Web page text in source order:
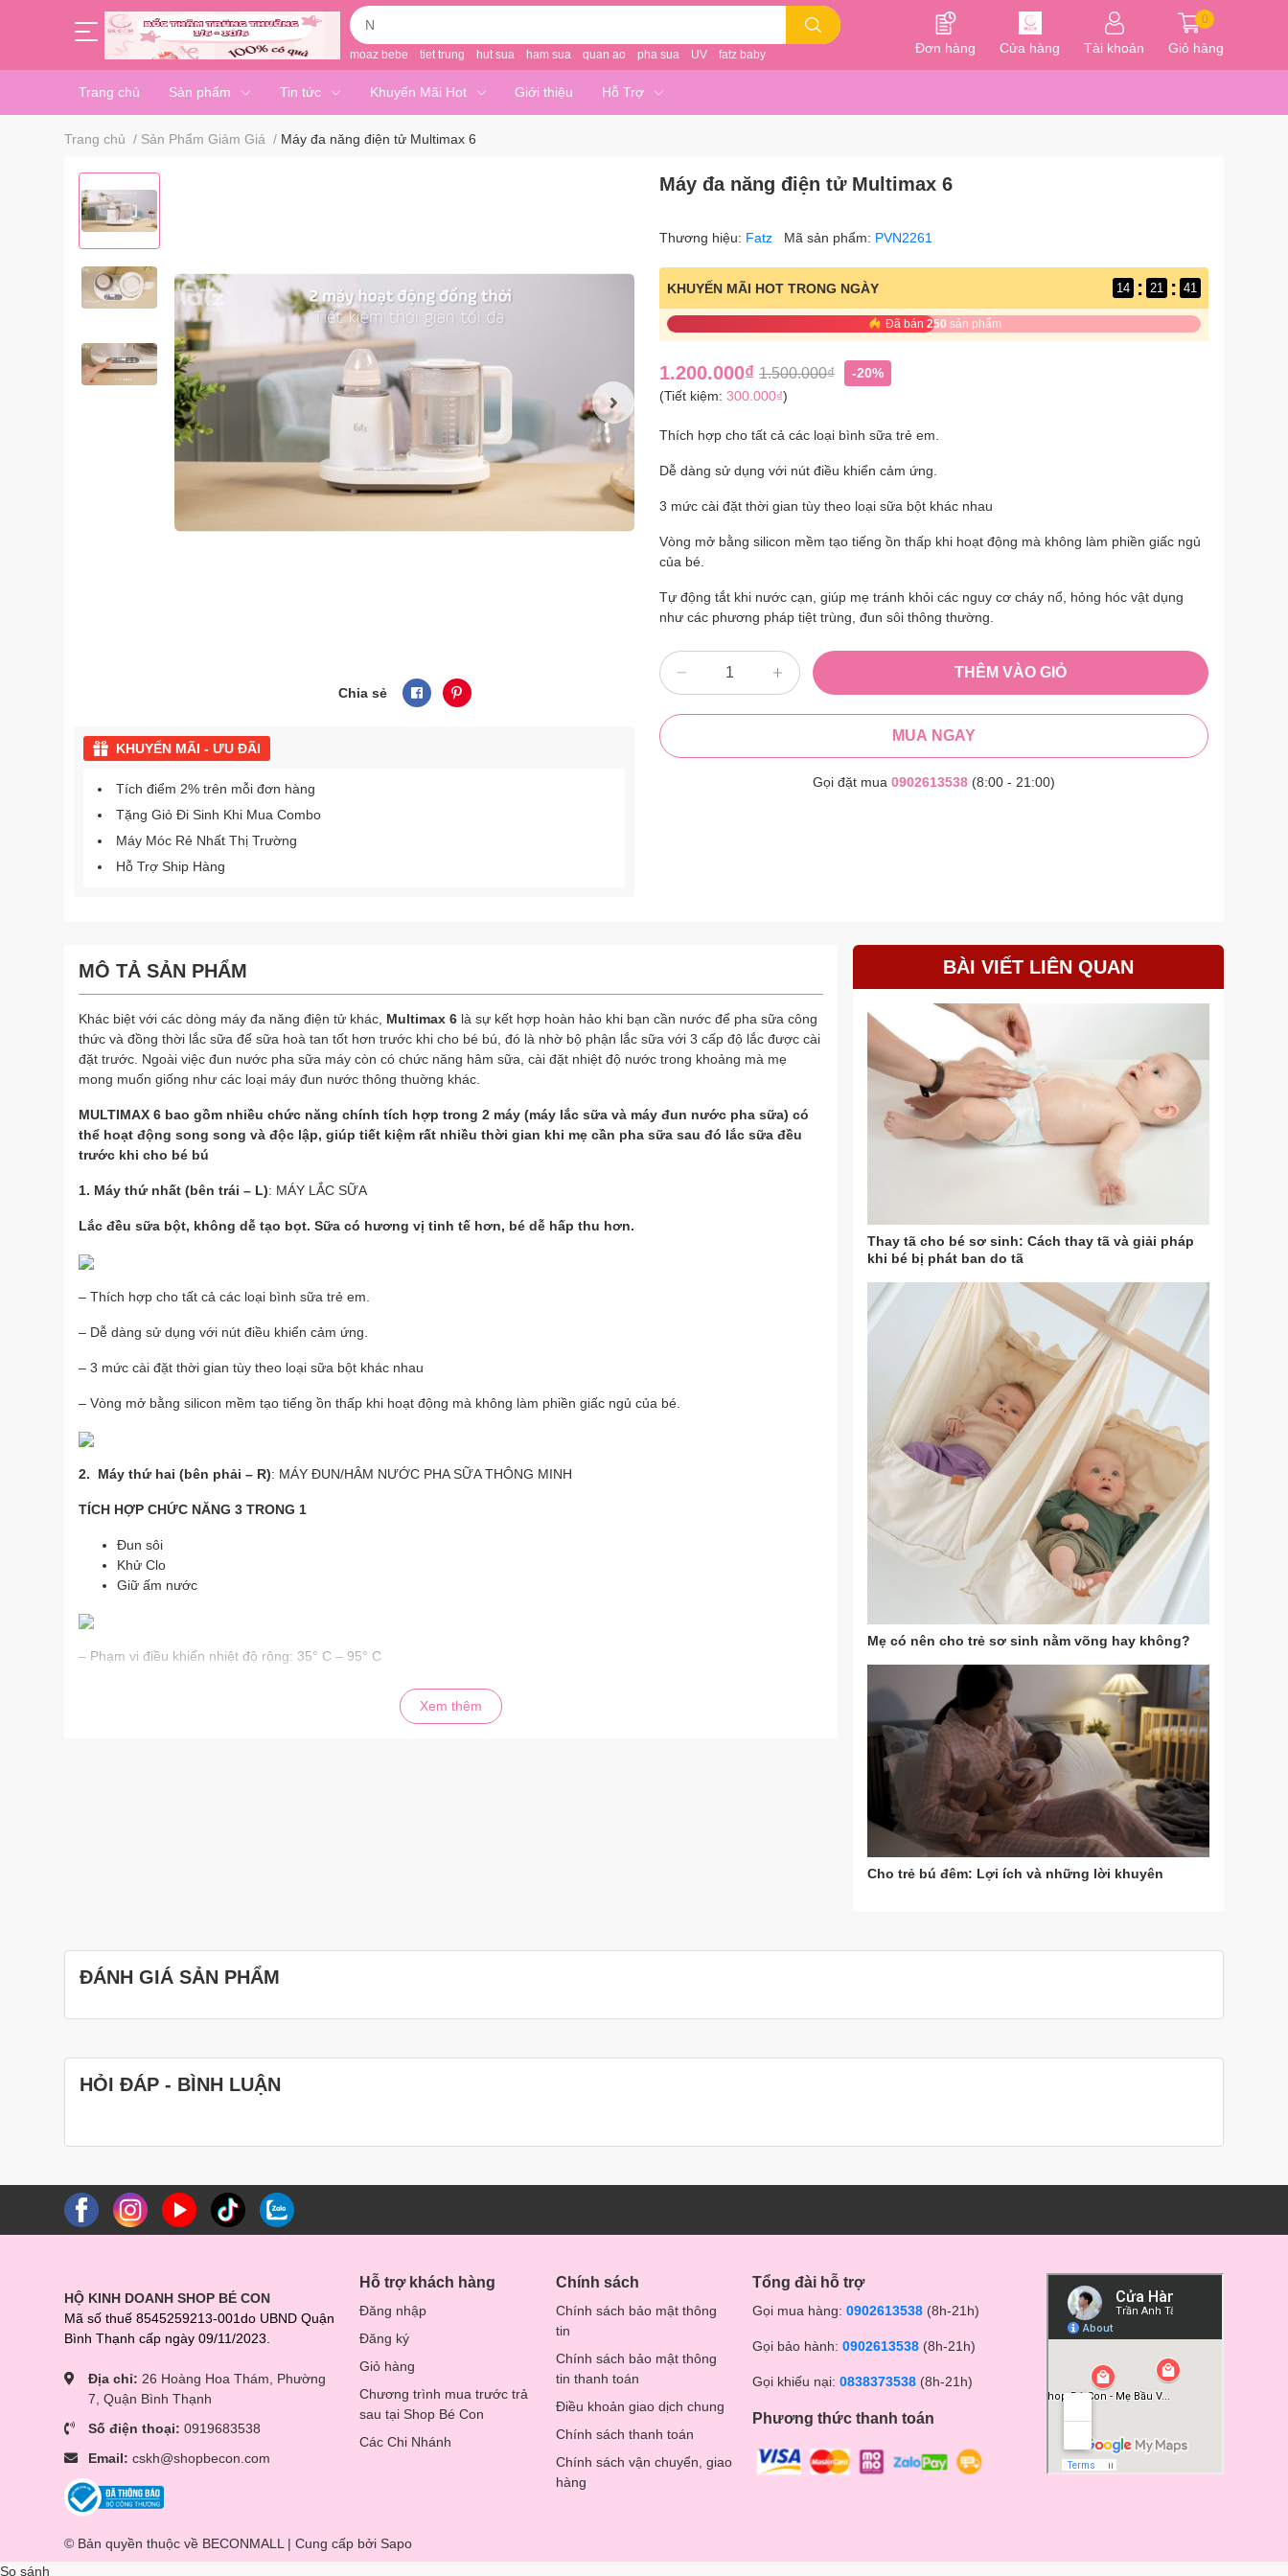
moaz bebe tiet trung hut sua ham sua quan ao pha sua UV fatz baby Đơn hàng Cửa hàng Tài khoản
0
Giỏ hàng
Trang chủ Sản phẩm Tin tức Khuyến Mãi Hot Giới thiệu Hỗ Trợ
Trang chủ / Sản Phẩm Giảm Giá / Máy đa năng điện tử Multimax 6
Chia sẻ
KHUYẾN MÃI - ƯU ĐÃI
Tích điểm 2% trên mỗi đơn hàng
Tặng Giỏ Đi Sinh Khi Mua Combo
Máy Móc Rẻ Nhất Thị Trường
Hỗ Trợ Ship Hàng
Máy đa năng điện tử Multimax 6
Thương hiệu: Fatz Mã sản phẩm: PVN2261
KHUYẾN MÃI HOT TRONG NGÀY 14 : 21 : 40
Đã bán 250 sản phẩm
1.200.000₫ 1.500.000₫
-20%
(Tiết kiệm: 300.000₫)
Thích hợp cho tất cả các loại bình sữa trẻ em.
Dễ dàng sử dụng với nút điều khiển cảm ứng.
3 mức cài đặt thời gian tùy theo loại sữa bột khác nhau
Vòng mở bằng silicon mềm tạo tiếng ồn thấp khi hoạt động mà không làm phiền giấc ngủ
của bé.
Tự động tắt khi nước cạn, giúp mẹ tránh khỏi các nguy cơ cháy nổ, hỏng hóc vật dụng
như các phương pháp tiệt trùng, đun sôi thông thường.
THÊM VÀO GIỎ
MUA NGAY
Gọi đặt mua 0902613538 (8:00 - 21:00)
MÔ TẢ SẢN PHẨM
Khác biệt với các dòng máy đa năng điện tử khác, Multimax 6 là sự kết hợp hoàn hảo khi bạn cần nước để pha sữa công
thức và đồng thời lắc sữa để sữa hoà tan tốt hơn trước khi cho bé bú, đó là nhờ bộ phận lắc sữa với 3 cấp độ lắc được cài
đặt trước. Ngoài việc đun nước pha sữa máy còn có chức năng hâm sữa, cài đặt nhiệt độ nước trong khoảng mà mẹ
mong muốn giống như các loại máy đun nước thông thuờng khác.
MULTIMAX 6 bao gồm nhiều chức năng chính tích hợp trong 2 máy (máy lắc sữa và máy đun nước pha sữa) có
thể hoạt động song song và độc lập, giúp tiết kiệm rất nhiều thời gian khi mẹ cần pha sữa sau đó lắc sữa đều
trước khi cho bé bú
1. Máy thứ nhất (bên trái – L): MÁY LẮC SỮA
Lắc đều sữa bột, không dễ tạo bọt. Sữa có hương vị tinh tế hơn, bé dễ hấp thu hơn.
– Thích hợp cho tất cả các loại bình sữa trẻ em.
– Dễ dàng sử dụng với nút điều khiển cảm ứng.
– 3 mức cài đặt thời gian tùy theo loại sữa bột khác nhau
– Vòng mở bằng silicon mềm tạo tiếng ồn thấp khi hoạt động mà không làm phiền giấc ngủ của bé.
2. Máy thứ hai (bên phải – R): MÁY ĐUN/HÂM NƯỚC PHA SỮA THÔNG MINH
TÍCH HỢP CHỨC NĂNG 3 TRONG 1
Đun sôi
Khử Clo
Giữ ấm nước
– Phạm vi điều khiển nhiệt độ rộng: 35° C – 95° C
(đối với nhiệt độ cài đặt >=70°C và đến
– Điều khiển chương trình thông minh: Với
– Hiển thị nhiệt độ chính xác đến từng 1°C
như các phương pháp tiệt trùng, đun sôi thông thường.
Xem thêm
BÀI VIẾT LIÊN QUAN
Thay tã cho bé sơ sinh: Cách thay tã và giải pháp
khi bé bị phát ban do tã
Mẹ có nên cho trẻ sơ sinh nằm võng hay không?
Cho trẻ bú đêm: Lợi ích và những lời khuyên
ĐÁNH GIÁ SẢN PHẨM
HỎI ĐÁP - BÌNH LUẬN
HỘ KINH DOANH SHOP BÉ CON
Mã số thuế 8545259213-001do UBND Quận
Bình Thạnh cấp ngày 09/11/2023.
Địa chỉ: 26 Hoàng Hoa Thám, Phường
7, Quận Bình Thạnh
Số điện thoại: 0919683538
Email: cskh@shopbecon.com
Hỗ trợ khách hàng
Đăng nhập
Đăng ký
Giỏ hàng
Chương trình mua trước trả
sau tại Shop Bé Con
Các Chi Nhánh
Chính sách
Chính sách bảo mật thông
tin
Chính sách bảo mật thông
tin thanh toán
Điều khoản giao dịch chung
Chính sách thanh toán
Chính sách vận chuyển, giao
hàng
Tổng đài hỗ trợ
Gọi mua hàng: 0902613538 (8h-21h)
Gọi bảo hành: 0902613538 (8h-21h)
Gọi khiếu nại: 0838373538 (8h-21h)
Phương thức thanh toán
© Bản quyền thuộc về BECONMALL | Cung cấp bởi Sapo
So sánh